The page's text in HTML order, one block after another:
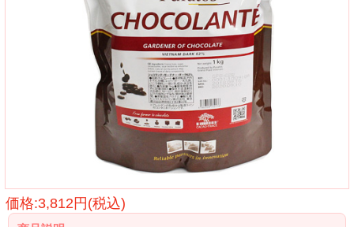
価格:3,812円(税込)